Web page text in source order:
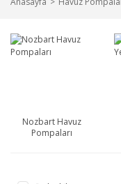
Nozbart Havuz
Pompaları